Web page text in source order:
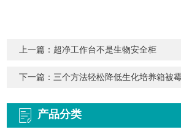
上一篇： 超净工作台不是生物安全柜
下一篇： 三个方法轻松降低生化培养箱被
产品分类